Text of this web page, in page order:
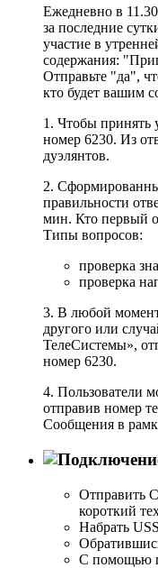
Ежедневно в
за последние
участие в
содержания:
Отправьте "да",
кто будет вашим
1. Чтобы принять
номер 6230. Из
дуэлянтов.
2.
правильности
мин. Кто первый
Типы вопросов:
проверка
проверка
3. В любой
другого или
ТелеСистемы»,
номер 6230.
4. Пользователи
отправив номер
Сообщения в
Отправить
короткий
Набрать
С помощью